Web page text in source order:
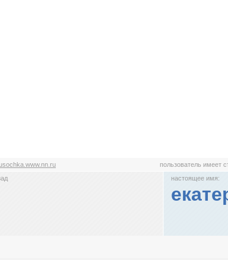
пользователь имеет
настоящее имя: